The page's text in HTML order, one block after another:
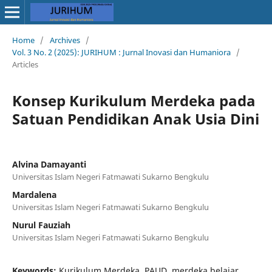
Home / Archives /
Vol. 3 No. 2 (2025): JURIHUM : Jurnal Inovasi dan Humaniora /
Articles
Konsep Kurikulum Merdeka pada
Satuan Pendidikan Anak Usia Dini
Alvina Damayanti
Universitas Islam Negeri Fatmawati Sukarno Bengkulu
Mardalena
Universitas Islam Negeri Fatmawati Sukarno Bengkulu
Nurul Fauziah
Universitas Islam Negeri Fatmawati Sukarno Bengkulu